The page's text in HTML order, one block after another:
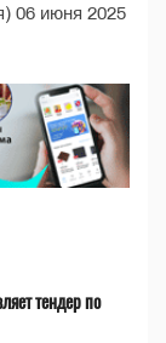
06 июня 2025
тендер по